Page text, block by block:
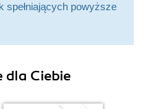
spełniających powyższe
dla Ciebie